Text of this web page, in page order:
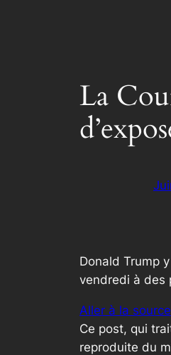
La
Donald Trump
vendredi à des
Aller à la source
Ce post, qui
reproduite du